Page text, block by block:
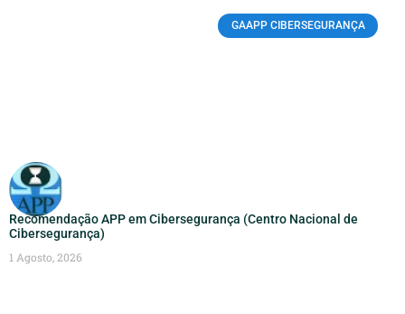
GAAPP CIBERSEGURANÇA
Recomendação APP em Cibersegurança (Centro Nacional de
Cibersegurança)
1 Agosto, 2026